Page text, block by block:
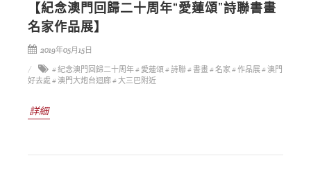
【紀念澳門回歸二十周年“愛蓮頌”詩聯書畫
名家作品展】
2019年05月15日
# 紀念澳門回歸二十周年# 愛蓮頌# 詩聯# 書畫# 名家 # 作品展# 澳門
好去處 # 澳門大炮台迴廊# 大三巴附近
詳細